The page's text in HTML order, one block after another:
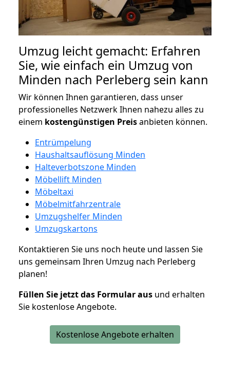
Umzug leicht gemacht: Erfahren
Sie, wie einfach ein Umzug von
Minden nach Perleberg sein kann
Wir können Ihnen garantieren, dass unser
professionelles Netzwerk Ihnen nahezu alles zu
einem kostengünstigen Preisanbieten können.
Entrümpelung
Haushaltsauflösung Minden
Halteverbotszone Minden
Möbellift Minden
Möbeltaxi
Möbelmitfahrzentrale
Umzugshelfer Minden
Umzugskartons
Kontaktieren Sie uns noch heute und lassen Sie
uns gemeinsam Ihren Umzug nach Perleberg
planen!
Füllen Sie jetzt das Formular aus und erhalten
Sie kostenlose Angebote.
Kostenlose Angebote erhalten